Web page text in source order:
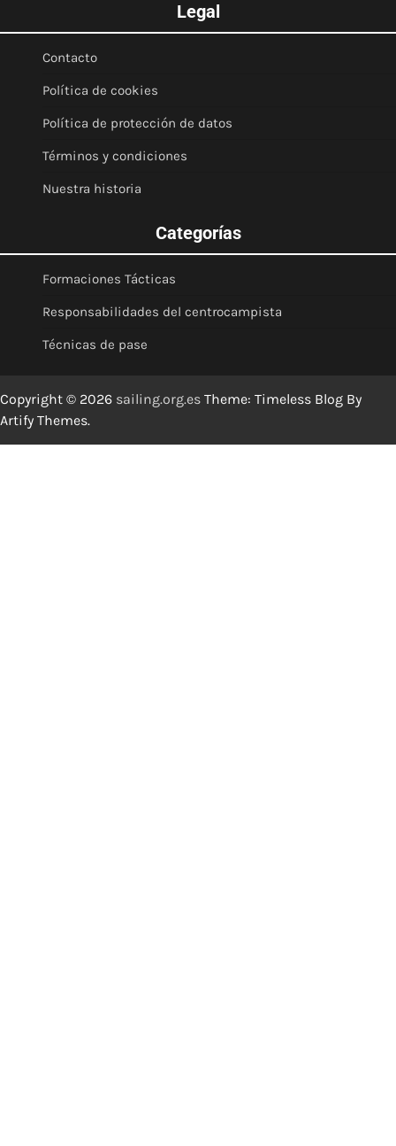
Legal
Contacto
Política de cookies
Política de protección de datos
Términos y condiciones
Nuestra historia
Categorías
Formaciones Tácticas
Responsabilidades del centrocampista
Técnicas de pase
Copyright © 2026 sailing.org.es Theme: Timeless Blog By
Artify Themes.